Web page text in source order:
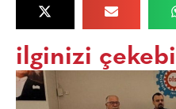
ilginizi